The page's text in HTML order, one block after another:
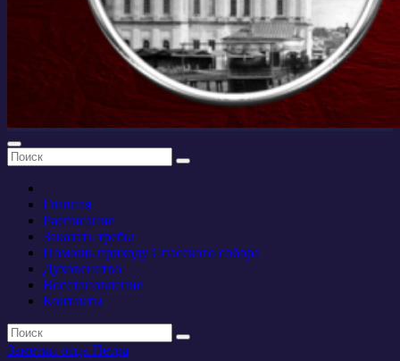
Главная
Расписание
Заказать требы
Помощь приходу Спасского собора
Духовенство
Восстановление
Контакты
Заметки отца Петра